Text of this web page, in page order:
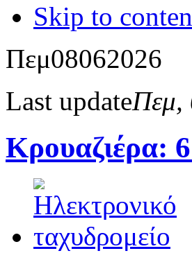
Skip to
Πεμ08062026
Last updateΠεμ,
Κρουαζιέρα: